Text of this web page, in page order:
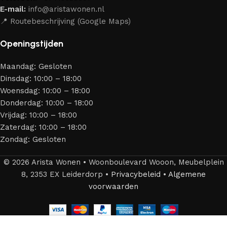
jarenlang kunt genieten van jouw interieur.
E-mail: info@aristawonen.nl
📍 Routebeschrijving (Google Maps)
Openingstijden
Maandag: Gesloten
Dinsdag: 10:00 – 18:00
Woensdag: 10:00 – 18:00
Donderdag: 10:00 – 18:00
Vrijdag: 10:00 – 18:00
Zaterdag: 10:00 – 18:00
Zondag: Gesloten
© 2026 Arista Wonen • Woonboulevard Wooon, Meubelplein
8, 2353 EX Leiderdorp • Privacybeleid • Algemene
voorwaarden